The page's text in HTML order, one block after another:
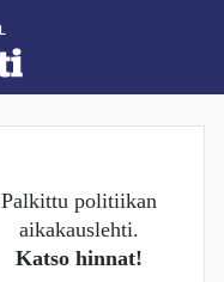
Palkittu politiikan
aikakauslehti.
Katso hinnat!